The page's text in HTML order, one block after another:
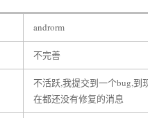
androrm
不完善
不活跃,我提交到一个bug,到
在都还没有修复的消息